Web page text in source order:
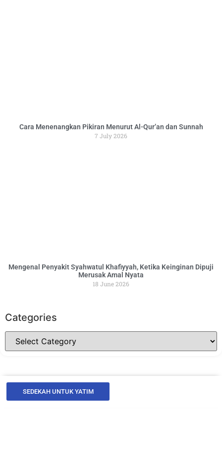
Cara Menenangkan Pikiran Menurut Al-Qur’an dan Sunnah
7 July 2026
Mengenal Penyakit Syahwatul Khafiyyah, Ketika Keinginan Dipuji
Merusak Amal Nyata
18 June 2026
Categories
SEDEKAH UNTUK YATIM